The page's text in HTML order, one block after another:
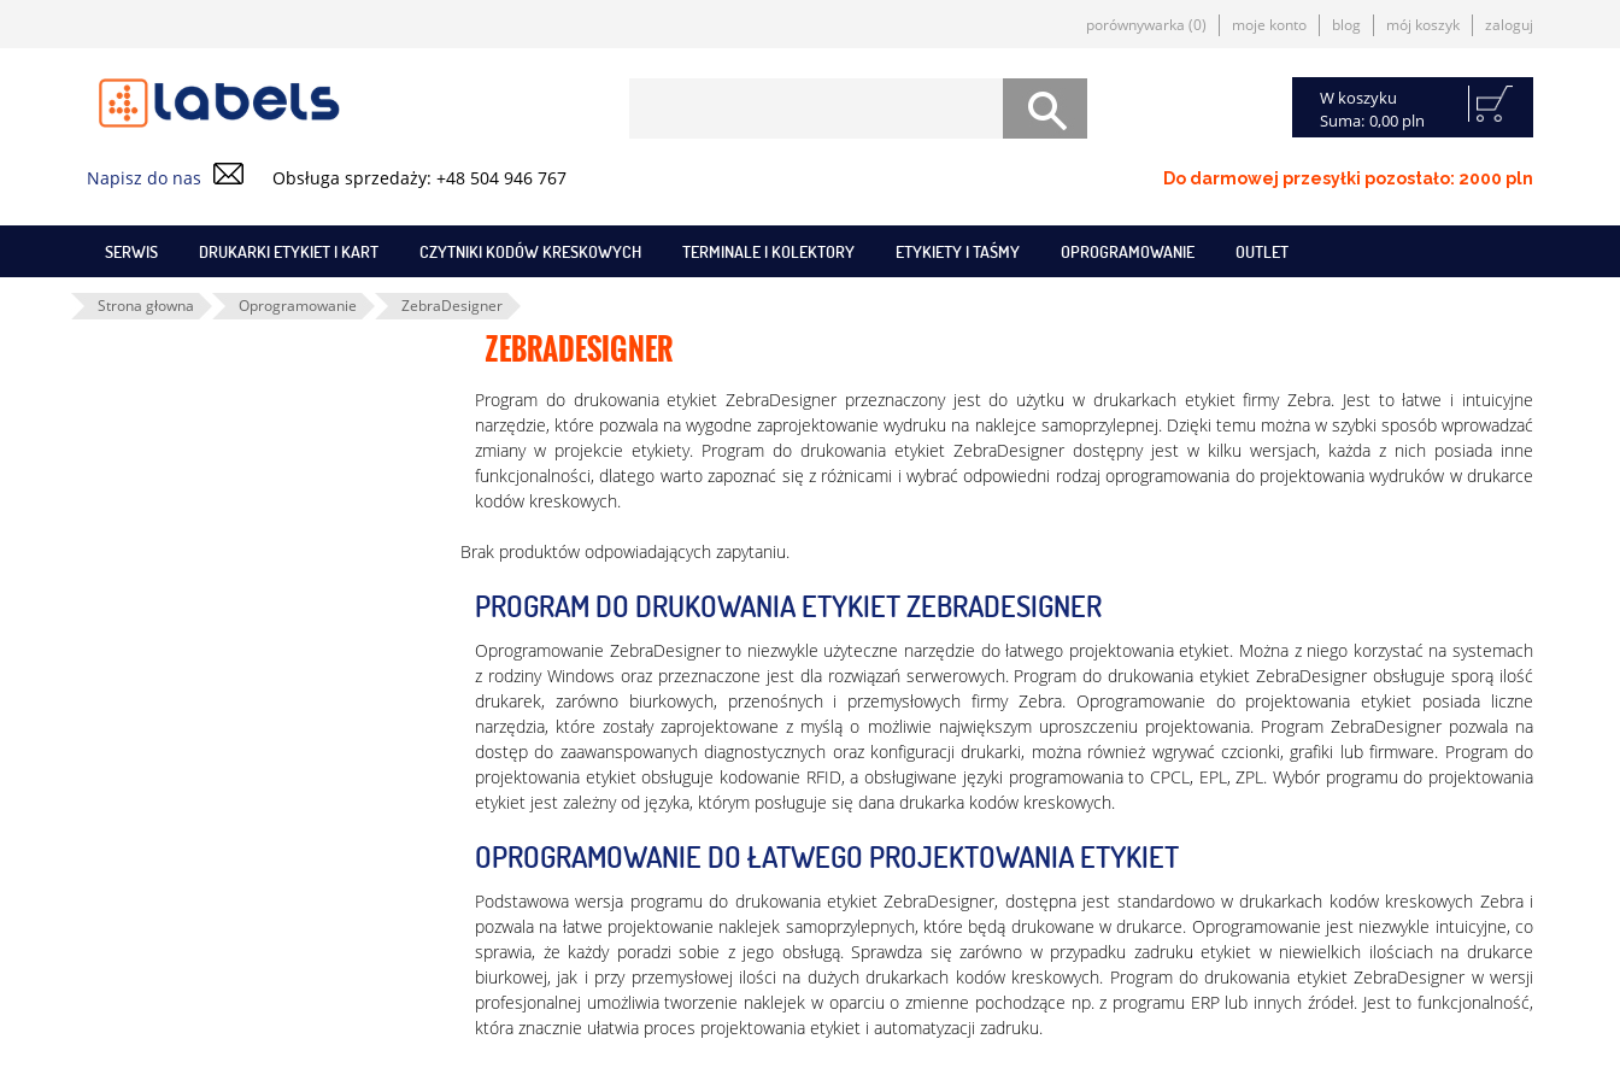
porównywarka (0) moje konto blog mój koszyk zaloguj
W koszyku
Suma: 0,00 pln
Napisz do nas Obsługa sprzedaży: +48 504 946 767 Do darmowej przesyłki pozostało: 2000 pln
SERWIS DRUKARKI ETYKIET I KART CZYTNIKI KODÓW KRESKOWYCH TERMINALE I KOLEKTORY ETYKIETY I TAŚMY OPROGRAMOWANIE OUTLET
Strona głowna Oprogramowanie ZebraDesigner
ZEBRADESIGNER
Program do drukowania etykiet ZebraDesigner przeznaczony jest do użytku w drukarkach etykiet firmy Zebra. Jest to łatwe i intuicyjne
narzędzie, które pozwala na wygodne zaprojektowanie wydruku na naklejce samoprzylepnej. Dzięki temu można w szybki sposób wprowadzać
zmiany w projekcie etykiety. Program do drukowania etykiet ZebraDesigner dostępny jest w kilku wersjach, każda z nich posiada inne
funkcjonalności, dlatego warto zapoznać się z różnicami i wybrać odpowiedni rodzaj oprogramowania do projektowania wydruków w drukarce
kodów kreskowych.
Brak produktów odpowiadających zapytaniu.
PROGRAM DO DRUKOWANIA ETYKIET ZEBRADESIGNER
Oprogramowanie ZebraDesigner to niezwykle użyteczne narzędzie do łatwego projektowania etykiet. Można z niego korzystać na systemach
z rodziny Windows oraz przeznaczone jest dla rozwiązań serwerowych. Program do drukowania etykiet ZebraDesigner obsługuje sporą ilość
drukarek, zarówno biurkowych, przenośnych i przemysłowych firmy Zebra. Oprogramowanie do projektowania etykiet posiada liczne
narzędzia, które zostały zaprojektowane z myślą o możliwie największym uproszczeniu projektowania. Program ZebraDesigner pozwala na
dostęp do zaawanspowanych diagnostycznych oraz konfiguracji drukarki, można również wgrywać czcionki, grafiki lub firmware. Program do
projektowania etykiet obsługuje kodowanie RFID, a obsługiwane języki programowania to CPCL, EPL, ZPL. Wybór programu do projektowania
etykiet jest zależny od języka, którym posługuje się dana drukarka kodów kreskowych.
OPROGRAMOWANIE DO ŁATWEGO PROJEKTOWANIA ETYKIET
Podstawowa wersja programu do drukowania etykiet ZebraDesigner, dostępna jest standardowo w drukarkach kodów kreskowych Zebra i
pozwala na łatwe projektowanie naklejek samoprzylepnych, które będą drukowane w drukarce. Oprogramowanie jest niezwykle intuicyjne, co
sprawia, że każdy poradzi sobie z jego obsługą. Sprawdza się zarówno w przypadku zadruku etykiet w niewielkich ilościach na drukarce
biurkowej, jak i przy przemysłowej ilości na dużych drukarkach kodów kreskowych. Program do drukowania etykiet ZebraDesigner w wersji
profesjonalnej umożliwia tworzenie naklejek w oparciu o zmienne pochodzące np. z programu ERP lub innych źródeł. Jest to funkcjonalność,
która znacznie ułatwia proces projektowania etykiet i automatyzacji zadruku.